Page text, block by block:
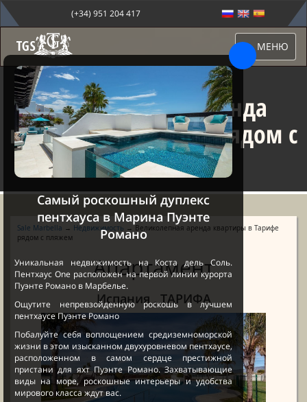
(+34) 951 204 417
МЕНЮ
Великолепная аренда
квартиры в Тарифе рядом с
пляжем
Sale Marbella → Недвижимость → Великолепная аренда квартиры в Тарифе
рядом с пляжем
Апартамент
Испания , ТАРИФА
Самый роскошный дуплекс
пентхауса в Марина Пуэнте
Романо
Уникальная недвижимость на Коста дель Соль.
Пентхаус One расположен на первой линии курорта
Пуэнте Романо в Марбелье.
Ощутите непревзойденную роскошь в лучшем
пентхаусе Пуэнте Романо
Побалуйте себя воплощением средиземноморской
жизни в этом изысканном двухуровневом пентхаусе,
расположенном в самом сердце престижной
пристани для яхт Пуэнте Романо. Захватывающие
виды на море, роскошные интерьеры и удобства
мирового класса ждут вас.